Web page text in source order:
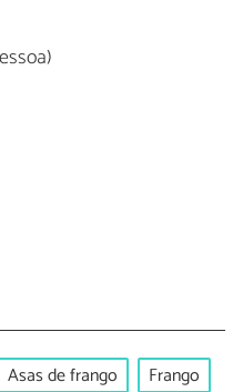
Asas de frango
Frango